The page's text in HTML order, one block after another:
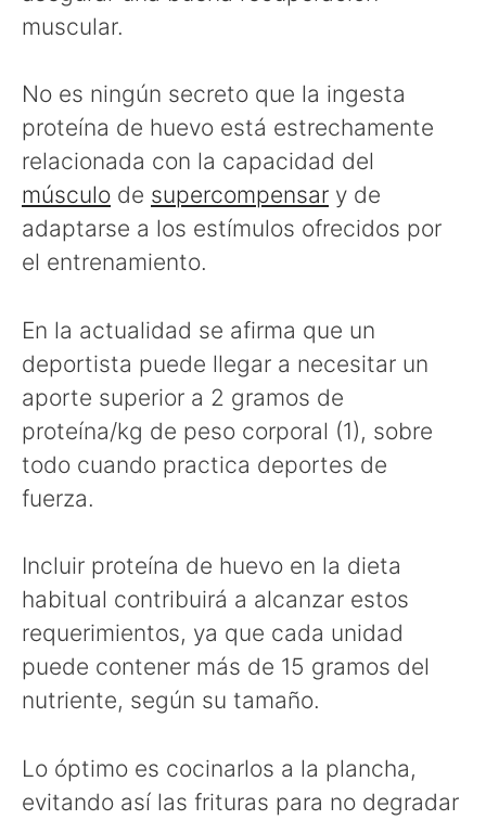
muscular.
No es ningún secreto que la ingesta
proteína de huevo está estrechamente
relacionada con la capacidad del
músculo de supercompensar y de
adaptarse a los estímulos ofrecidos por
el entrenamiento.
En la actualidad se afirma que un
deportista puede llegar a necesitar un
aporte superior a 2 gramos de
proteína/kg de peso corporal (1), sobre
todo cuando practica deportes de
fuerza.
Incluir proteína de huevo en la dieta
habitual contribuirá a alcanzar estos
requerimientos, ya que cada unidad
puede contener más de 15 gramos del
nutriente, según su tamaño.
Lo óptimo es cocinarlos a la plancha,
evitando así las frituras para no degradar